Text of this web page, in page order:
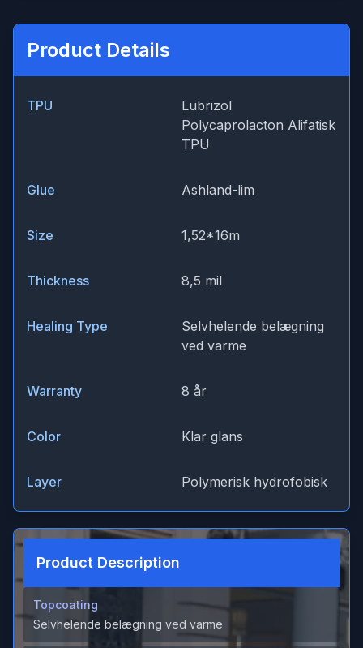
Product Details
TPU
Lubrizol
Polycaprolacton Alifatisk
TPU
Glue Ashland-lim
Size 1,52*16m
Thickness 8,5 mil
Healing Type
Selvhelende belægning
ved varme
Warranty 8 år
Color Klar glans
Layer Polymerisk hydrofobisk
Product Description
Topcoating
Selvhelende belægning ved varme